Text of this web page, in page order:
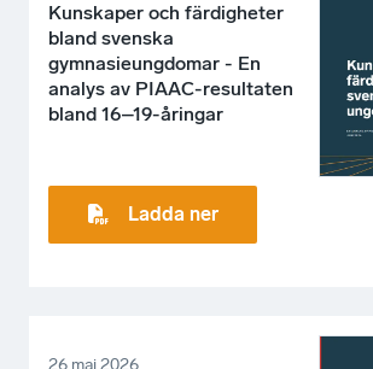
Kunskaper och färdigheter
bland svenska
gymnasieungdomar - En
analys av PIAAC-resultaten
bland 16–19-åringar
Ladda ner